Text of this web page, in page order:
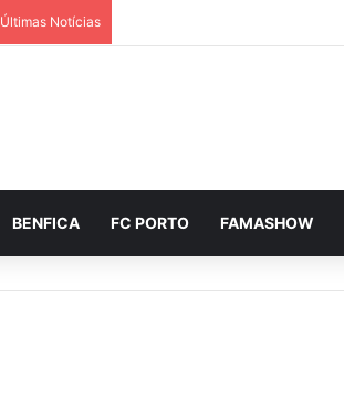
Últimas Notícias
BENFICA FC PORTO FAMASHOW